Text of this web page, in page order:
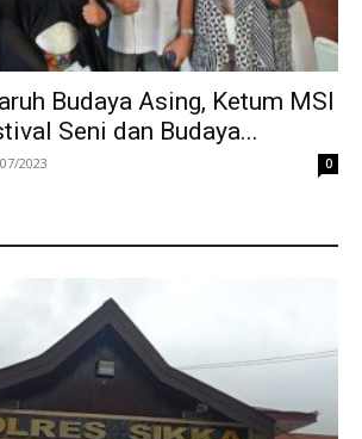
Budaya Asing, Ketum MSI
Seni dan Budaya...
2023 0